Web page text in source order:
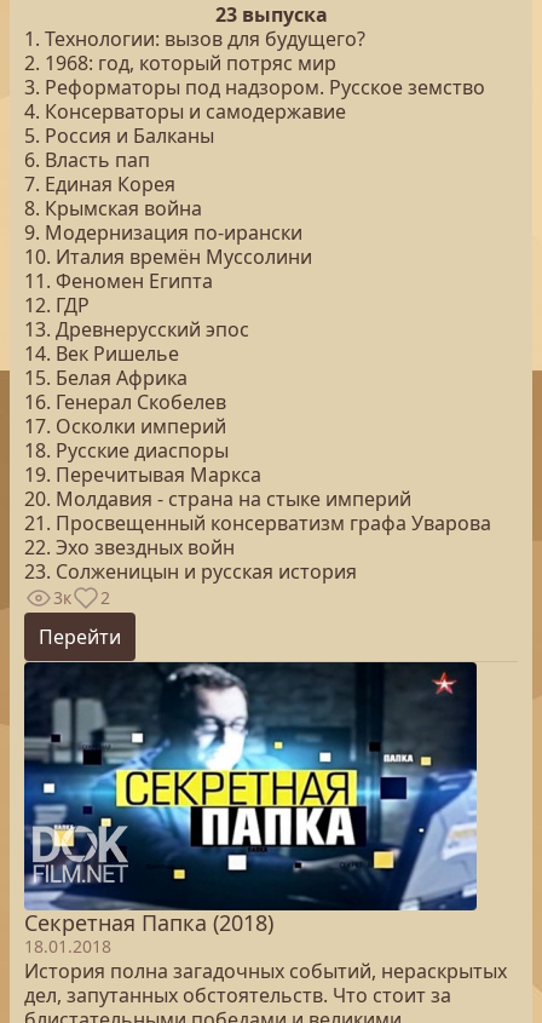
23 выпуска
1. Технологии: вызов для будущего?
2. 1968: год, который потряс мир
3. Реформаторы под надзором. Русское земство
4. Консерваторы и самодержавие
5. Россия и Балканы
6. Власть пап
7. Единая Корея
8. Крымская война
9. Модернизация по-ирански
10. Италия времён Муссолини
11. Феномен Египта
12. ГДР
13. Древнерусский эпос
14. Век Ришелье
15. Белая Африка
16. Генерал Скобелев
17. Осколки империй
18. Русские диаспоры
19. Перечитывая Маркса
20. Молдавия - страна на стыке империй
21. Просвещенный консерватизм графа Уварова
22. Эхо звездных войн
23. Солженицын и русская история
3к 2
Перейти
Секретная Папка (2018)
18.01.2018
История полна загадочных событий, нераскрытых
дел, запутанных обстоятельств. Что стоит за